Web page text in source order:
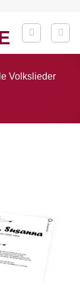
Volkslieder